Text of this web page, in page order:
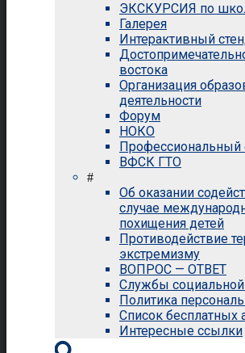
ЭКСКУРСИЯ по
Галерея
Интерактивный
востока
Организация
деятельности
Форум
НОКО
Профессиональный
ВФСК ГТО
#
Об оказании
случае
похищения детей
Противодействие
экстремизму
ВОПРОС — ОТВЕТ
Службы
Политика
Список бесплатных
Интересные ссылки